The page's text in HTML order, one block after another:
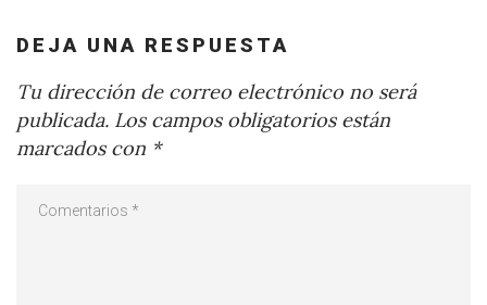
DEJA UNA RESPUESTA
Tu dirección de correo electrónico no será
publicada. Los campos obligatorios están
marcados con *